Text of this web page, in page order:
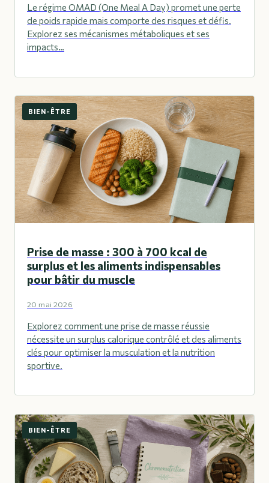
Le régime OMAD (One Meal A Day) promet une perte
de poids rapide mais comporte des risques et défis.
Explorez ses mécanismes métaboliques et ses
impacts…
BIEN-ÊTRE
Prise de masse : 300 à 700 kcal de
surplus et les aliments indispensables
pour bâtir du muscle
20 mai 2026
Explorez comment une prise de masse réussie
nécessite un surplus calorique contrôlé et des aliments
clés pour optimiser la musculation et la nutrition
sportive.
BIEN-ÊTRE